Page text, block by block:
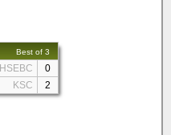
Best of 3
HSEBC
0
KSC 2